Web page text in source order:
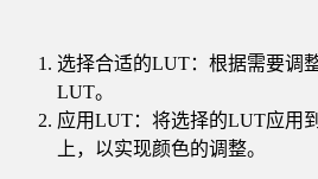
选择合适的LUT：根据需要调
LUT。
应用LUT：将选择的LUT应用
上，以实现颜色的调整。